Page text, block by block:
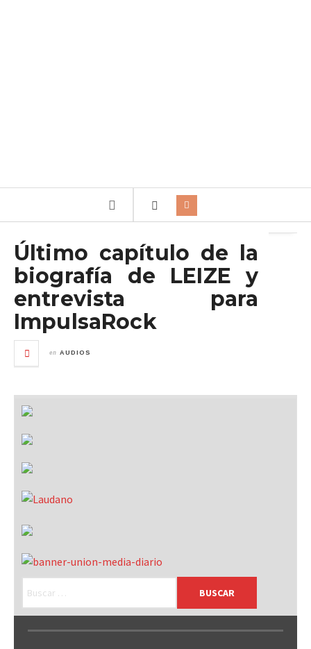
Último capítulo de la
biografía de LEIZE y
entrevista para
ImpulsaRock
en AUDIOS